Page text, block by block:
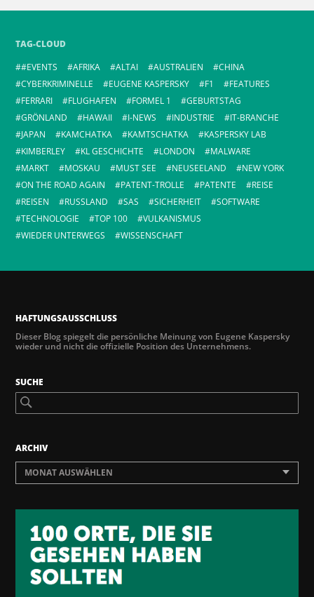
TAG-CLOUD
#EVENTS
AFRIKA ALTAI AUSTRALIEN
CHINA
CYBERKRIMINELLE
EUGENE KASPERSKY F1
FEATURES
FERRARI
FLUGHAFEN FORMEL 1
GEBURTSTAG
GRÖNLAND
HAWAII I-NEWS INDUSTRIE
IT-BRANCHE
JAPAN
KAMCHATKA KAMTSCHATKA
KASPERSKY LAB
KIMBERLEY
KL GESCHICHTE LONDON
MALWARE
MARKT
MOSKAU MUST SEE NEUSEELAND
NEW YORK
ON THE ROAD AGAIN
PATENT-TROLLE PATENTE
REISE
REISEN
RUSSLAND SAS SICHERHEIT
SOFTWARE
TECHNOLOGIE
TOP 100
VULKANISMUS
WIEDER UNTERWEGS
WISSENSCHAFT
HAFTUNGSAUSSCHLUSS
Dieser Blog spiegelt die persönliche Meinung von Eugene Kaspersky
wieder und nicht die offizielle Position des Unternehmens.
SUCHE
ARCHIV
MONAT AUSWÄHLEN